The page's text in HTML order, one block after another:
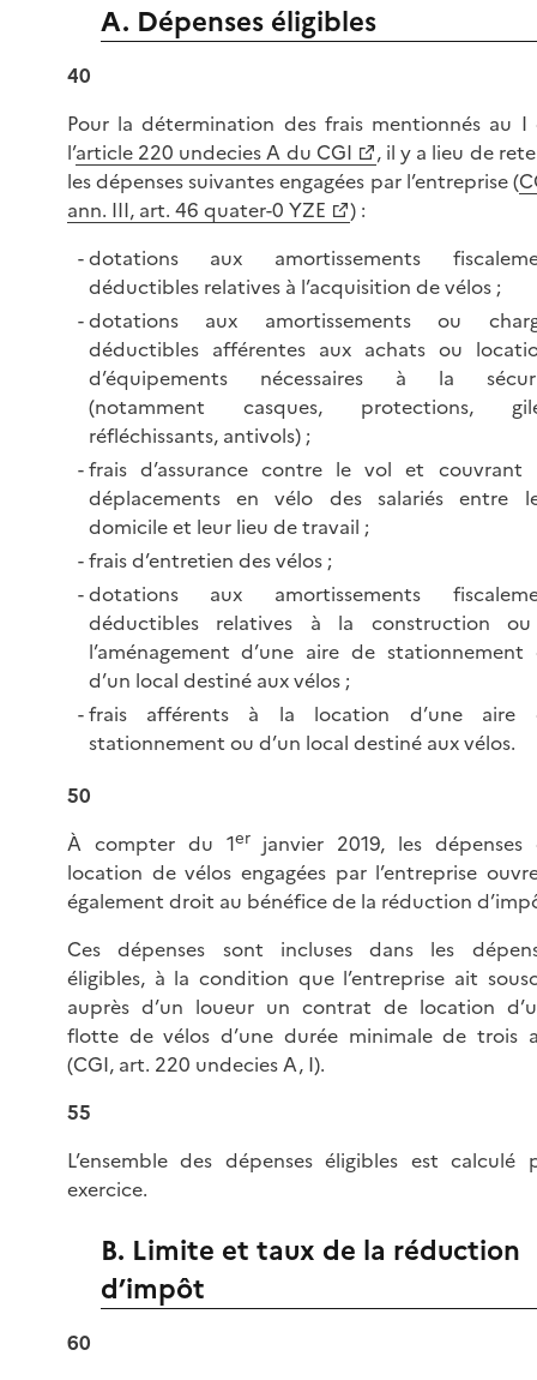
A. Dépenses éligibles
40
Pour la détermination des frais mentionnés au I
l’article 220 undecies A du CGI
, il y a lieu de
les dépenses suivantes engagées par l’entreprise (
ann. III, art. 46 quater-0 YZE
) :
dotations aux amortissements
déductibles relatives à l’acquisition devélos ;
dotations aux amortissements ou
déductibles afférentes aux achats ou
d’équipements nécessaires à la
(notamment casques, protections,
réfléchissants, antivols) ;
frais d’assurance contre le vol et couvrant
déplacements en vélo des salariés entre
domicile et leur lieu detravail ;
frais d’entretien desvélos ;
dotations aux amortissements
déductibles relatives à la construction
l’aménagement d’une aire de stationnement
d’un local destiné auxvélos ;
frais afférents à la location d’une aire
stationnement ou d’un local destiné aux vélos.
50
À compter du 1erjanvier 2019, les dépenses
location de vélos engagées par l’entreprise
également droit au bénéfice de la réduction
Ces dépenses sont incluses dans les
éligibles, à la condition que l’entreprise ait
auprès d’un loueur un contrat de location
flotte de vélos d’une durée minimale de trois
(CGI, art. 220 undecies A, I).
55
L’ensemble des dépenses éligibles est calculé
exercice.
B. Limite et taux de la réduction
d’impôt
60